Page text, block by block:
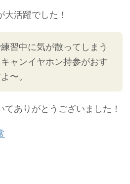
大活躍でした！
習中に気が散ってしまう
ャンイヤホン持参がおす
〜。
ありがとうございました！